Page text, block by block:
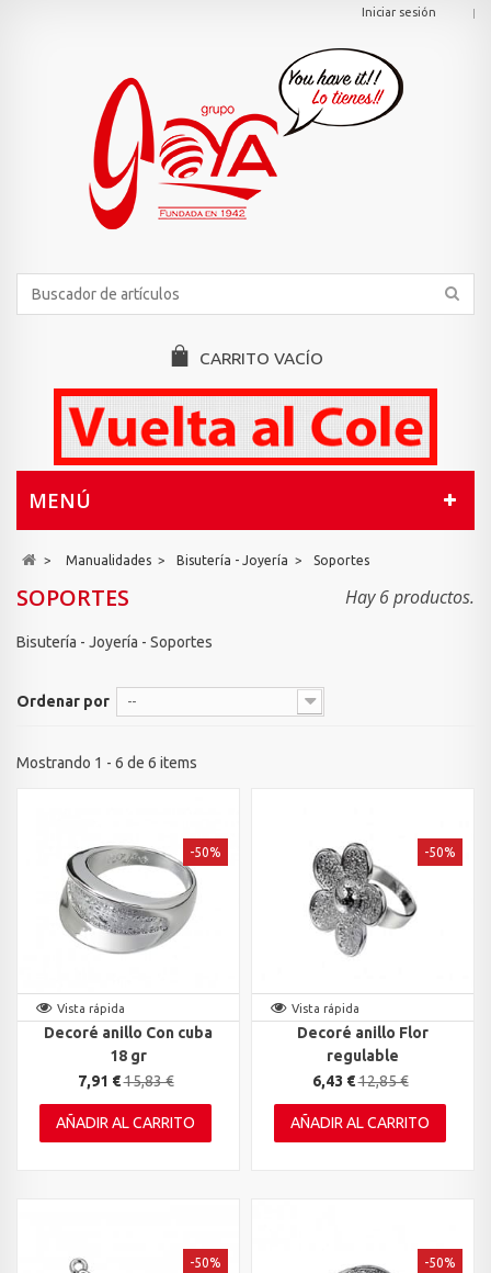
Iniciar sesión
CARRITO VACÍO
MENÚ
> Manualidades > Bisutería - Joyería > Soportes
SOPORTES Hay 6 productos.
Bisutería - Joyería - Soportes
Ordenar por --
Mostrando 1 - 6 de 6 items
Vista rápida
Decoré anillo Con cuba
18 gr
7,91 €15,83 €
-50%
AÑADIR AL CARRITO
Vista rápida
Decoré anillo Flor
regulable
6,43 €12,85 €
-50%
AÑADIR AL CARRITO
-50% -50%